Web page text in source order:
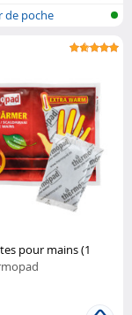
de poche
pour mains (1